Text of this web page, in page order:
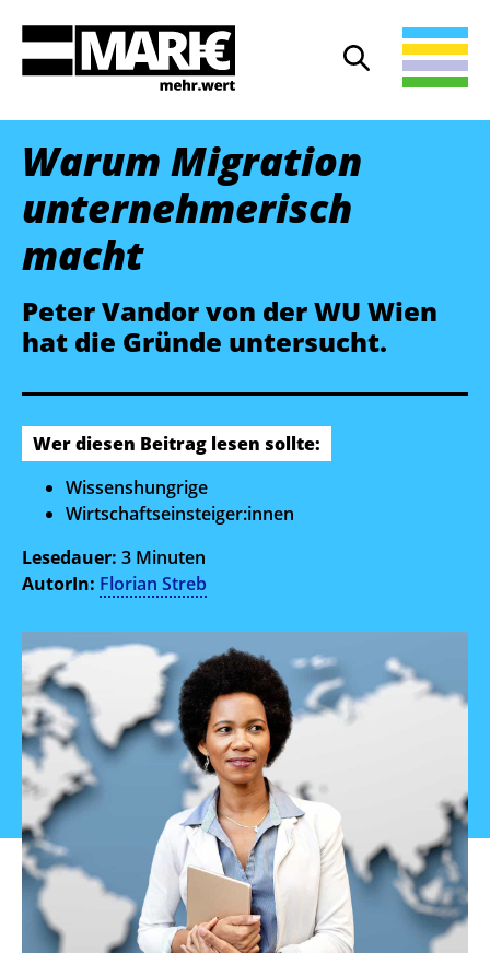
Suche öffnen
Suche
Warum Migration
unternehmerisch
macht
Peter Vandor von der WU Wien
hat die Gründe untersucht.
Wer diesen Beitrag lesen sollte:
Wissenshungrige
Wirtschaftseinsteiger:innen
Lesedauer: 3 Minuten
AutorIn: Florian Streb